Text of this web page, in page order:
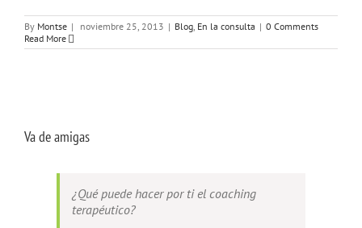
By Montse | noviembre 25, 2013 | Blog, En la consulta | 0 Comments
Read More
Va de amigas
¿Qué puede hacer por ti el coaching
terapéutico?